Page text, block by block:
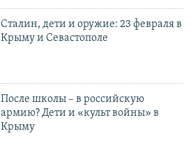
Сталин, дети и оружие: 23 февраля в
Крыму и Севастополе
После школы – в российскую
армию? Дети и «культ войны» в
Крыму